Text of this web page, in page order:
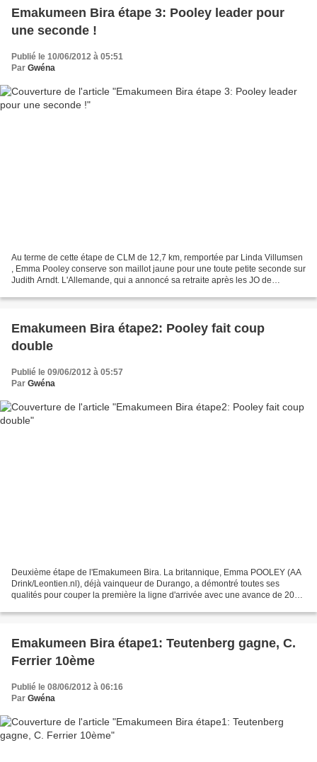
Emakumeen Bira étape 3: Pooley leader pour
une seconde !
Publié le 10/06/2012 à 05:51
Par Gwéna
Au terme de cette étape de CLM de 12,7 km, remportée par Linda Villumsen
, Emma Pooley conserve son maillot jaune pour une toute petite seconde sur
Judith Arndt. L'Allemande, qui a annoncé sa retraite après les JO de
Emakumeen Bira étape2: Pooley fait coup
double
Publié le 09/06/2012 à 05:57
Par Gwéna
Deuxième étape de l'Emakumeen Bira. La britannique, Emma POOLEY (AA
Drink/Leontien.nl), déjà vainqueur de Durango, a démontré toutes ses
qualités pour couper la première la ligne d'arrivée avec une avance de 20
Emakumeen Bira étape1: Teutenberg gagne, C.
Ferrier 10ème
Publié le 08/06/2012 à 06:16
Par Gwéna